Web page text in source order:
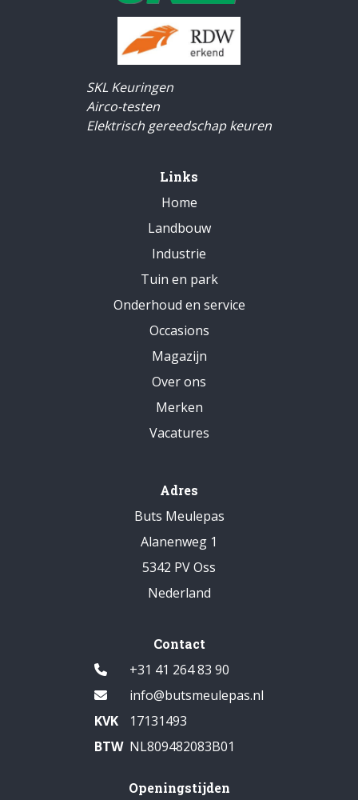
SKL Keuringen
Airco-testen
Elektrisch gereedschap keuren
Links
Home
Landbouw
Industrie
Tuin en park
Onderhoud en service
Occasions
Magazijn
Over ons
Merken
Vacatures
Adres
Buts Meulepas
Alanenweg 1
5342 PV Oss
Nederland
Contact
+31 41 264 83 90
info@butsmeulepas.nl
KVK
17131493
BTW NL809482083B01
Openingstijden